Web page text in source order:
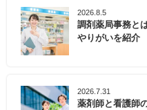
2026.8.5
調剤薬局事務と
やりがいを紹介
2026.7.31
薬剤師と看護師